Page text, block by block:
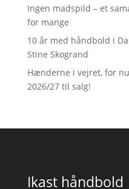
Ingen madspild – et
for mange
10 år med håndbold i
Stine Skogrand
Hænderne i vejret, for
2026/27 til salg!
Ikast håndbold